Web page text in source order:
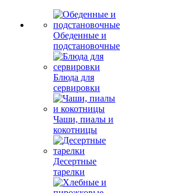
Обеденные и
подстановочные
Блюда для
сервировки
Чаши, пиалы и
кокотницы
Десертные
тарелки